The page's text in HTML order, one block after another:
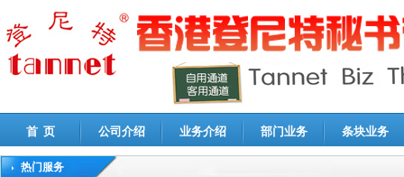
首 页 公司介绍 业务介绍 部门业务 条块业务
热门服务